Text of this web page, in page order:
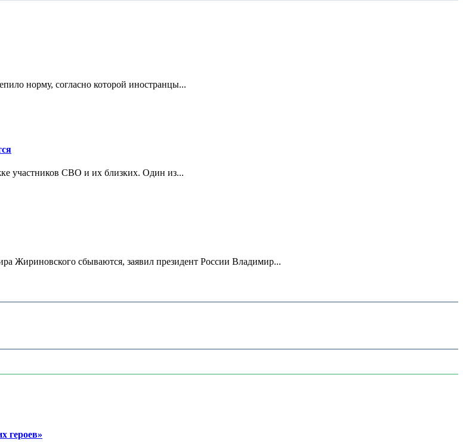
норму, согласно которой иностранцы...
участников СВО и их близких. Один из...
Жириновского сбываются, заявил президент России Владимир...
героев»